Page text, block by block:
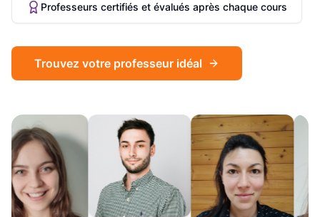
Professeurs certifiés et évalués après chaque cours
Trouvez votre professeur idéal